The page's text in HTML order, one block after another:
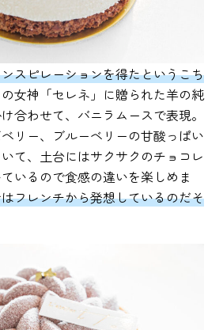
スピレーションを得たというこち
女神「セレネ」に贈られた羊の純
合わせて、バニラムースで表現。
リー、ブルーベリーの甘酸っぱい
て、土台にはサクサクのチョコレ
いるので食感の違いを楽しめま
フレンチから発想しているのだそ